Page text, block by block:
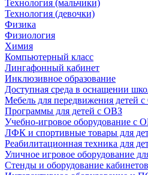
Технология (мальчики)
Технология (девочки)
Физика
Физиология
Химия
Компьютерный класс
Лингафонный кабинет
Инклюзивное образование
Доступная среда в оснащении
Мебель для передвижения детей
Программы для детей с ОВЗ
Учебно-игровое оборудование с
ЛФК и спортивные товары для
Реабилитационная техника для
Уличное игровое оборудование
Стенды и оборудование